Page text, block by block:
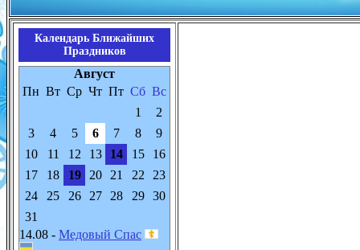
Календарь Ближайших
Праздников
Август
Пн Вт Ср Чт Пт Сб Вс
1
2
3
4 5 6 7 8
9
10
11 12 13 14 15
16
17
18 19 20 21 22
23
24
25 26 27 28 29
30
31
14.08 - Медовый Спас